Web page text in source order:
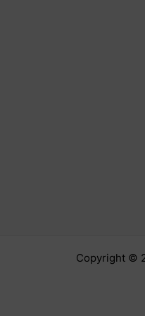
Copyright ©